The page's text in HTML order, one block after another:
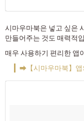
시마우마북은 넣고 싶은
만들어주는 것도 매력적
매우 사용하기 편리한 앱
➡【시마우마북】